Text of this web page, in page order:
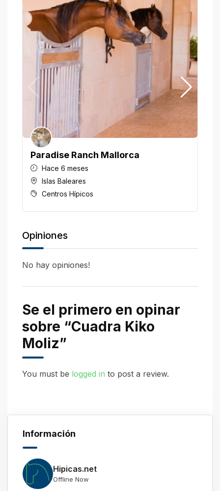
Paradise Ranch Mallorca
Hace 6 meses
Islas Baleares
Centros Hípicos
Opiniones
No hay opiniones!
Se el primero en opinar
sobre “Cuadra Kiko
Moliz”
You must be logged in to post a review.
Información
Hipicas.net
Offline Now